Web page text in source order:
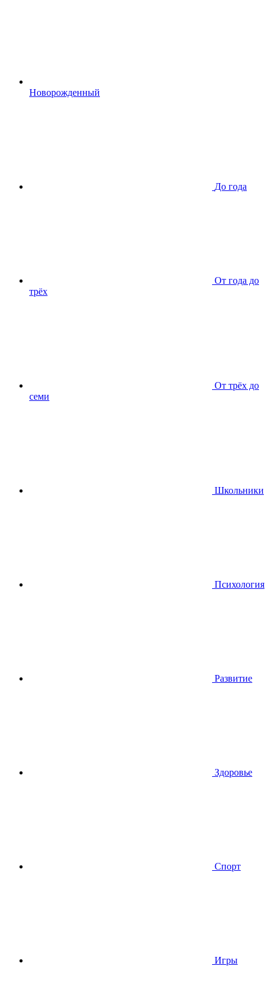
Новорожденный
До года
От года до
трёх
От трёх до
семи
Школьники
Психология
Развитие
Здоровье
Спорт
Игры